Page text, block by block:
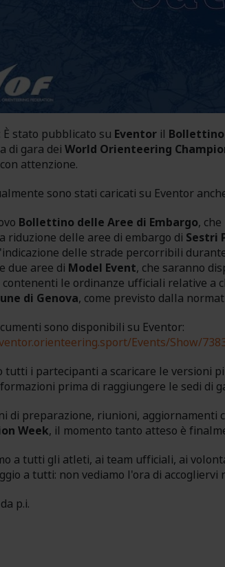
È stato pubblicato su Eventor il
di gara dei World Orienteering
attenzione.
sono stati caricati su Eventor
Bollettino delle Aree di Embargo,
riduzione delle aree di embargo di Sestri
delle strade percorribili
due aree di Model Event, che saranno
contenenti le ordinanze ufficiali relative a
di Genova, come previsto dalla
sono disponibili su Eventor:
Events/Show/
tutti i partecipanti a scaricare le versioni
prima di raggiungere le sedi di
di preparazione, riunioni, aggiornamenti
Week, il momento tanto atteso è
a tutti gli atleti, ai team ufficiali, ai
a tutti: non vediamo l'ora di accogliervi
p.i.